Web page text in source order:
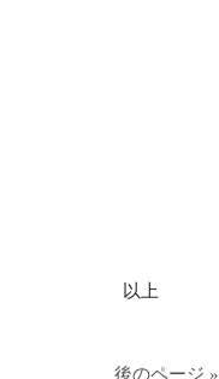
以上
後のページ »